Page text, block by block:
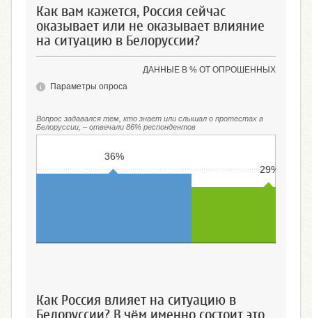
Как вам кажется, Россия сейчас
оказывает или не оказывает влияние
на ситуацию в Белоруссии?
ДАННЫЕ В % ОТ ОПРОШЕННЫХ
Параметры опроса
Вопрос задавался тем, кто знает или слышал о протестах в
Белоруссии, – отвечали 86% респондентов
36%
29%
Как Россия влияет на ситуацию в
Белоруссии? В чём именно состоит это